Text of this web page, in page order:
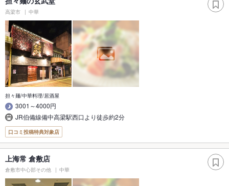
高梁市 中華
担々麺/中華料理/居酒屋
3001～4000円
JR伯備線備中高梁駅西口より徒歩約2分
口コミ投稿特典対象店
上海常 倉敷店
倉敷市中心部その他 中華